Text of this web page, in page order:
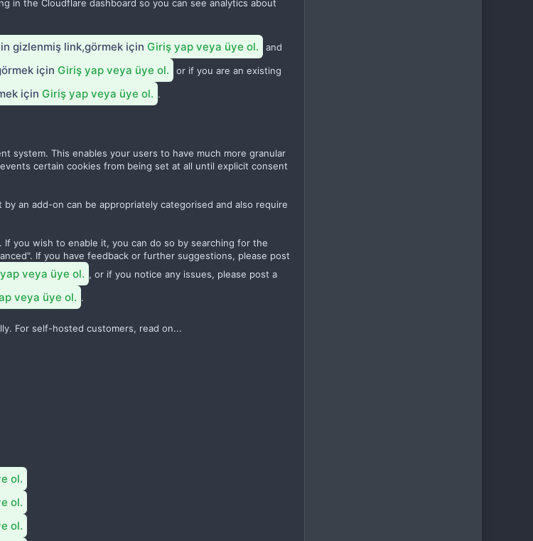
in the Cloudflare dashboard so you can see analytics about
gizlenmiş link,görmek için Giriş yap veya üye ol. and
için Giriş yap veya üye ol. or if you are an existing
için Giriş yap veya üye ol. .
system. This enables your users to have much more granular
certain cookies from being set at all until explicit consent
an add-on can be appropriately categorised and also require
you wish to enable it, you can do so by searching for the
If you have feedback or further suggestions, please post
veya üye ol. , or if you notice any issues, please post a
veya üye ol. .
For self-hosted customers, read on...
ol.
ol.
ol.